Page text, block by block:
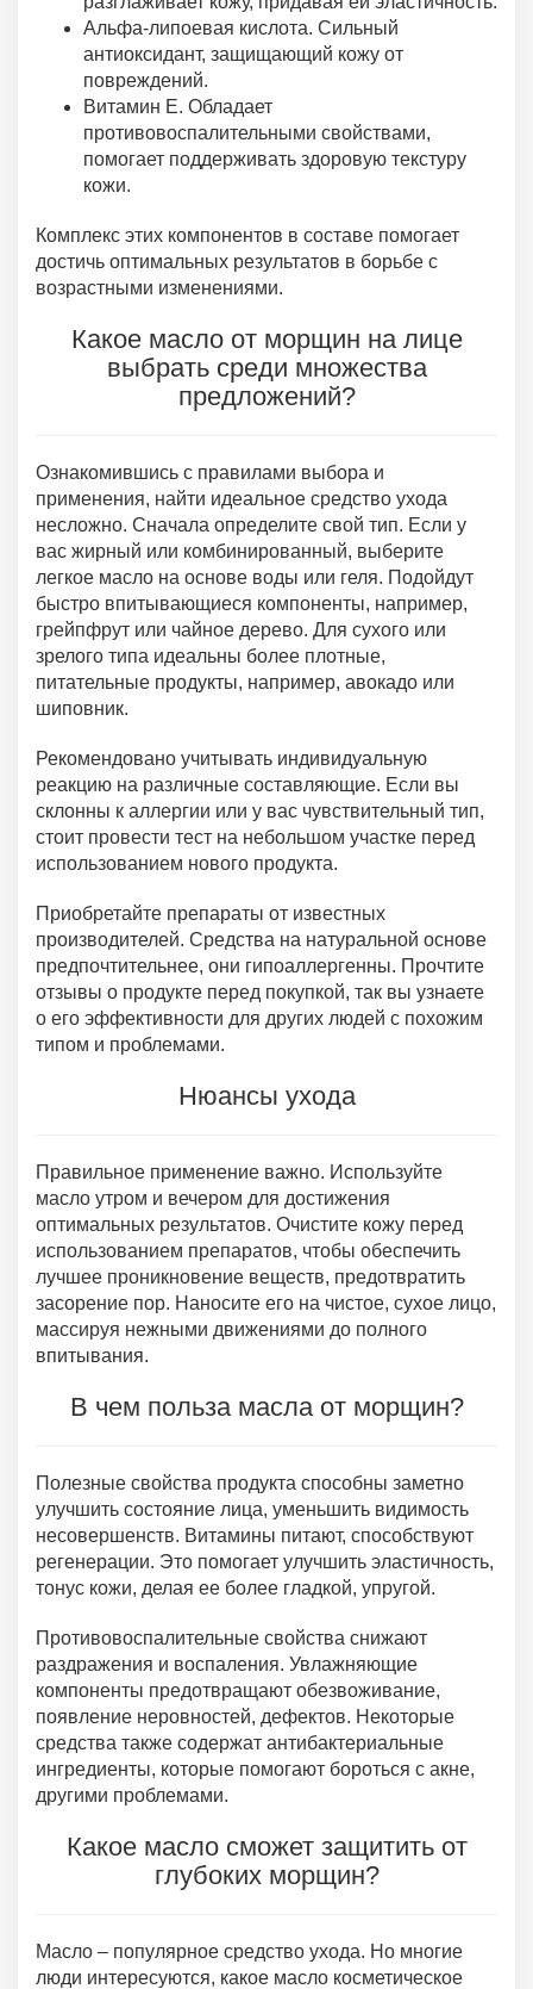
Альфа-липоевая кислота. Сильный
антиоксидант, защищающий кожу от
повреждений.
Витамин Е. Обладает
противовоспалительными свойствами,
помогает поддерживать здоровую текстуру
кожи.
Комплекс этих компонентов в составе помогает
достичь оптимальных результатов в борьбе с
возрастными изменениями.
Какое масло от морщин на лице
выбрать среди множества
предложений?
Ознакомившись с правилами выбора и
применения, найти идеальное средство ухода
несложно. Сначала определите свой тип. Если у
вас жирный или комбинированный, выберите
легкое масло на основе воды или геля. Подойдут
быстро впитывающиеся компоненты, например,
грейпфрут или чайное дерево. Для сухого или
зрелого типа идеальны более плотные,
питательные продукты, например, авокадо или
шиповник.
Рекомендовано учитывать индивидуальную
реакцию на различные составляющие. Если вы
склонны к аллергии или у вас чувствительный тип,
стоит провести тест на небольшом участке перед
использованием нового продукта.
Приобретайте препараты от известных
производителей. Средства на натуральной основе
предпочтительнее, они гипоаллергенны. Прочтите
отзывы о продукте перед покупкой, так вы узнаете
о его эффективности для других людей с похожим
типом и проблемами.
Нюансы ухода
Правильное применение важно. Используйте
масло утром и вечером для достижения
оптимальных результатов. Очистите кожу перед
использованием препаратов, чтобы обеспечить
лучшее проникновение веществ, предотвратить
засорение пор. Наносите его на чистое, сухое лицо,
массируя нежными движениями до полного
впитывания.
В чем польза масла от морщин?
Полезные свойства продукта способны заметно
улучшить состояние лица, уменьшить видимость
несовершенств. Витамины питают, способствуют
регенерации. Это помогает улучшить эластичность,
тонус кожи, делая ее более гладкой, упругой.
Противовоспалительные свойства снижают
раздражения и воспаления. Увлажняющие
компоненты предотвращают обезвоживание,
появление неровностей, дефектов. Некоторые
средства также содержат антибактериальные
ингредиенты, которые помогают бороться с акне,
другими проблемами.
Какое масло сможет защитить от
глубоких морщин?
Масло – популярное средство ухода. Но многие
люди интересуются, какое масло косметическое